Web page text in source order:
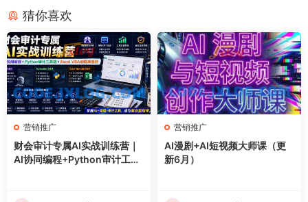
猜你喜欢
营销推广
财会审计专属AI实战训练营｜
AI协同编程+Python审计工具
营销推广
AI漫剧+AI短视频大师课（更
新6月）